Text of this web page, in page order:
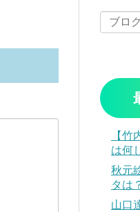
【
は何
秋元
タは
山口